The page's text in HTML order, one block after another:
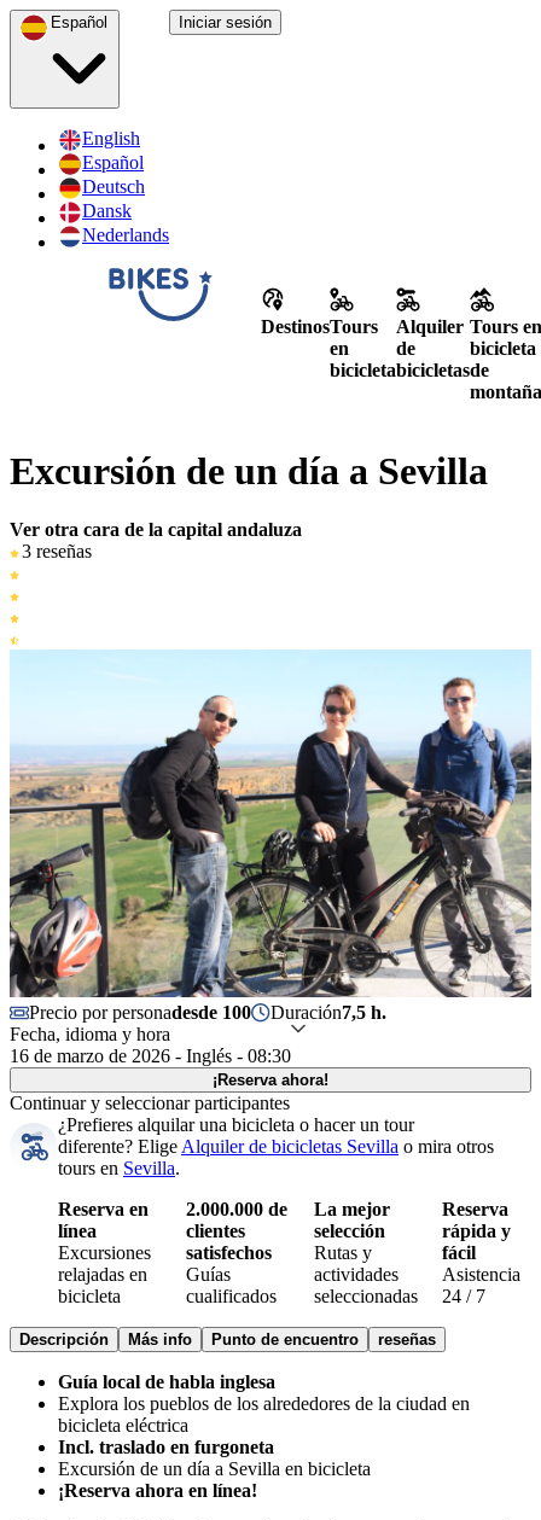
English
Español
Deutsch
Dansk
Nederlands
Iniciar sesión
DestinosTours
en
bicicleta
Alquiler
de
bicicletas
Tours en
bicicleta
de
montaña
Excursión de un día a Sevilla
Ver otra cara de la capital andaluza
3 reseñas
Precio por personadesde 100 Duración7,5 h.
Fecha, idioma y hora
16 de marzo de 2026 - Inglés - 08:30
¡Reserva ahora!
Continuar y seleccionar participantes
¿Prefieres alquilar una bicicleta o hacer un tour
diferente? Elige Alquiler de bicicletas Sevilla o mira otros
tours en Sevilla.
Reserva en
línea
Excursiones
relajadas en
bicicleta
2.000.000 de
clientes
satisfechos
Guías
cualificados
La mejor
selección
Rutas y
actividades
seleccionadas
Reserva
rápida y
fácil
Asistencia
24 / 7
Descripción Más info Punto de encuentro reseñas
Guía local de habla inglesa
Explora los pueblos de los alrededores de la ciudad en
bicicleta eléctrica
Incl. traslado en furgoneta
Excursión de un día a Sevilla en bicicleta
¡Reserva ahora en línea!